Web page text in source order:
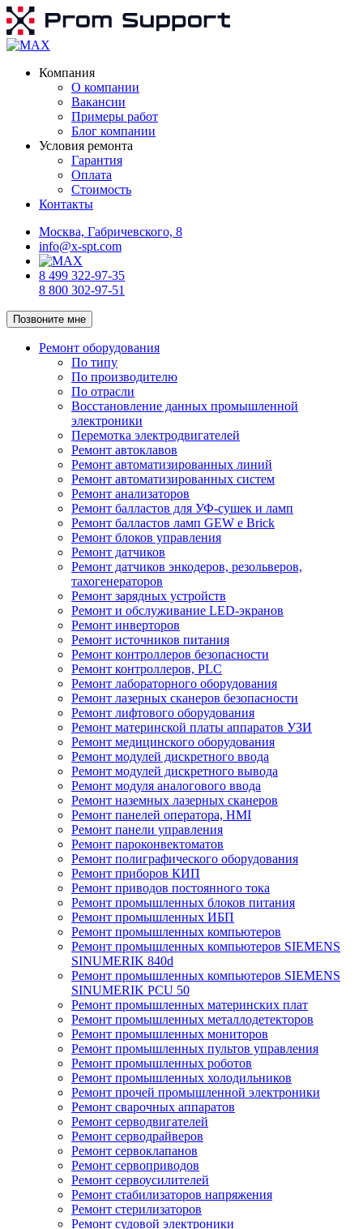
Компания
О компании
Вакансии
Примеры работ
Блог компании
Условия ремонта
Гарантия
Оплата
Стоимость
Контакты
Москва, Габричевского, 8
info@x-spt.com
8 499 322-97-35
8 800 302-97-51
Позвоните мне
Ремонт оборудования
По типу
По производителю
По отрасли
Восстановление данных промышленной
электроники
Перемотка электродвигателей
Ремонт автоклавов
Ремонт автоматизированных линий
Ремонт автоматизированных систем
Ремонт анализаторов
Ремонт балластов для УФ-сушек и ламп
Ремонт балластов ламп GEW e Brick
Ремонт блоков управления
Ремонт датчиков
Ремонт датчиков энкодеров, резольверов,
тахогенераторов
Ремонт зарядных устройств
Ремонт и обслуживание LED-экранов
Ремонт инверторов
Ремонт источников питания
Ремонт контроллеров безопасности
Ремонт контроллеров, PLC
Ремонт лабораторного оборудования
Ремонт лазерных сканеров безопасности
Ремонт лифтового оборудования
Ремонт материнской платы аппаратов УЗИ
Ремонт медицинского оборудования
Ремонт модулей дискретного ввода
Ремонт модулей дискретного вывода
Ремонт модуля аналогового ввода
Ремонт наземных лазерных сканеров
Ремонт панелей оператора, HMI
Ремонт панели управления
Ремонт пароконвектоматов
Ремонт полиграфического оборудования
Ремонт приборов КИП
Ремонт приводов постоянного тока
Ремонт промышленных блоков питания
Ремонт промышленных ИБП
Ремонт промышленных компьютеров
Ремонт промышленных компьютеров SIEMENS
SINUMERIK 840d
Ремонт промышленных компьютеров SIEMENS
SINUMERIK PCU 50
Ремонт промышленных материнских плат
Ремонт промышленных металлодетекторов
Ремонт промышленных мониторов
Ремонт промышленных пультов управления
Ремонт промышленных роботов
Ремонт промышленных холодильников
Ремонт прочей промышленной электроники
Ремонт сварочных аппаратов
Ремонт серводвигателей
Ремонт серводрайверов
Ремонт сервоклапанов
Ремонт сервоприводов
Ремонт сервоусилителей
Ремонт стабилизаторов напряжения
Ремонт стерилизаторов
Ремонт судовой электроники